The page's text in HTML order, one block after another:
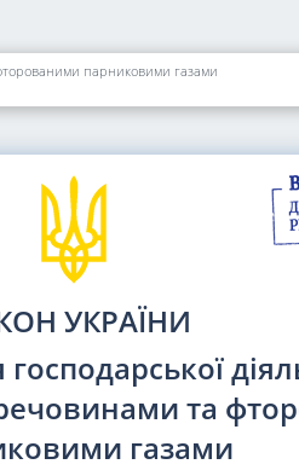
парниковими газами
УКРАЇНИ
та
газами